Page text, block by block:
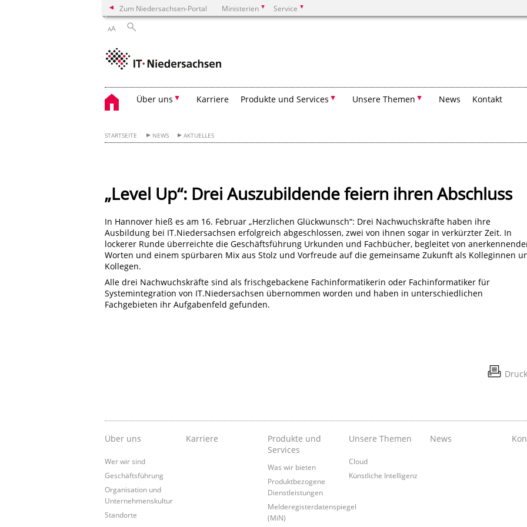
Zum Niedersachsen-Portal Ministerien Service
AA
Über uns Karriere Produkte und Services Unsere Themen News Kontakt
STARTSEITE NEWS AKTUELLES
„Level Up“: Drei Auszubildende feiern ihren Abschluss
In Hannover hieß es am 16. Februar „Herzlichen Glückwunsch“: Drei Nachwuchskräfte haben ihre
Ausbildung bei IT.Niedersachsen erfolgreich abgeschlossen, zwei von ihnen sogar in verkürzter Zeit. In
lockerer Runde überreichte die Geschäftsführung Urkunden und Fachbücher, begleitet von
Worten und einem spürbaren Mix aus Stolz und Vorfreude auf die gemeinsame Zukunft als Kolleginnen
Kollegen.
Alle drei Nachwuchskräfte sind als frischgebackene Fachinformatikerin oder Fachinformatiker für
Systemintegration von IT.Niedersachsen übernommen worden und haben in unterschiedlichen
Fachgebieten ihr Aufgabenfeld gefunden.
Über uns
Wer wir sind
Geschäftsführung
Organisation und
Unternehmenskultur
Standorte
Karriere
Produkte und
Services
Was wir bieten
Produktbezogene
Dienstleistungen
Melderegisterdatenspiegel
(MiN)
Unsere Themen
Cloud
Künstliche Intelligenz
News